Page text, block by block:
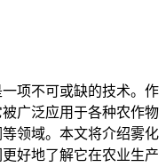
项不可或缺的技术。作
广泛应用于各种农作物
领域。本文将介绍雾化
好地了解它在农业生产